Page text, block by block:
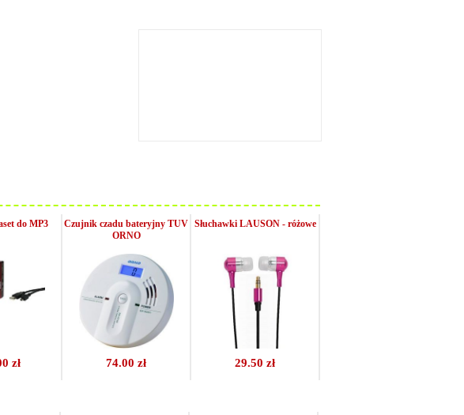
zł
do MP3
74.00 zł
Czujnik czadu bateryjny TUV
ORNO
29.50 zł
Słuchawki LAUSON - różowe